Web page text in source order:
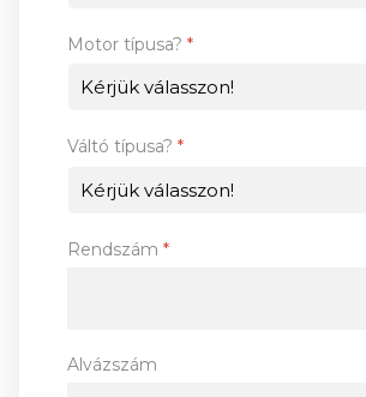
Motor típusa? *
Váltó típusa? *
Rendszám *
Alvázszám